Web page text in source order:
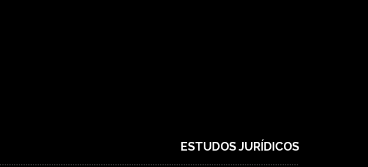
ESTUDOS JURÍDICOS